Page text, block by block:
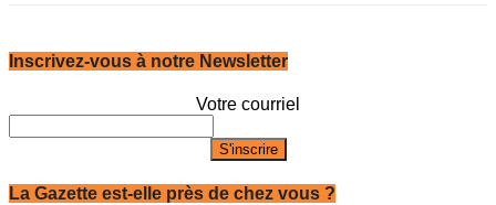
Inscrivez-vous à notre Newsletter
Votre courriel
La Gazette est-elle près de chez vous ?